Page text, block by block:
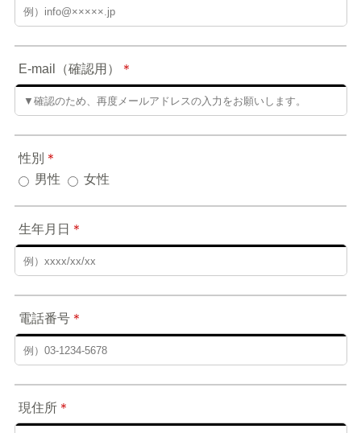
E-mail（確認用） ＊
性別 ＊
男性
女性
生年月日 ＊
電話番号＊
現住所＊